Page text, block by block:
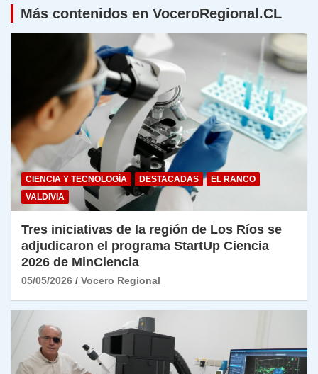
Más contenidos en VoceroRegional.CL
CIENCIA Y TECNOLOGÍA DESTACADAS
EL RANCO
VALDIVIA
Tres iniciativas de la región de Los Ríos se
adjudicaron el programa StartUp Ciencia
2026 de MinCiencia
05/05/2026 Vocero Regional